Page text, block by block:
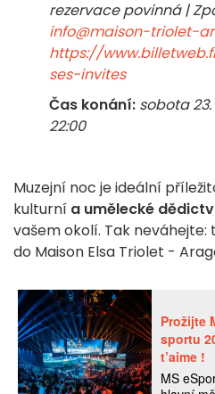
rezervace povinná |
info@maison-triolet-
https://
ses-invites
Čas konání: sobota
22:00
Muzejní noc je ideální
kulturní a umělecké
vašem okolí. Tak
do Maison Elsa Triolet -